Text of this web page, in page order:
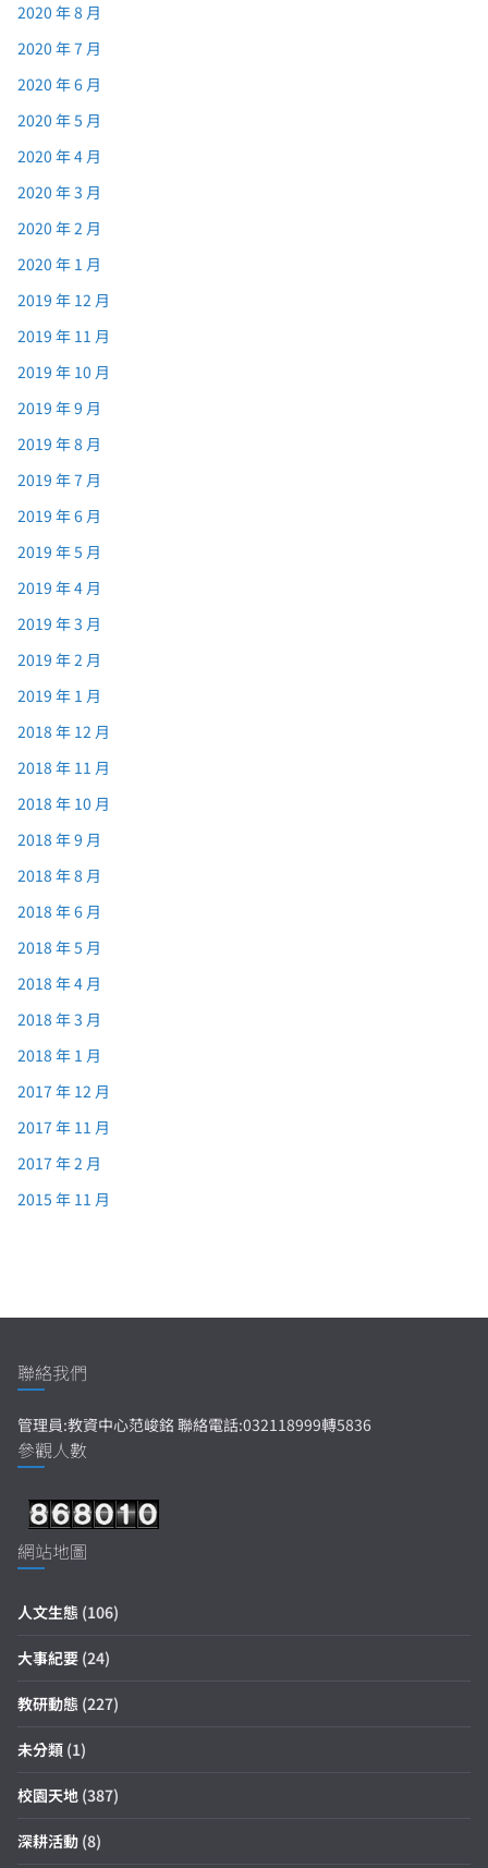
2020 年 8 月
2020 年 7 月
2020 年 6 月
2020 年 5 月
2020 年 4 月
2020 年 3 月
2020 年 2 月
2020 年 1 月
2019 年 12 月
2019 年 11 月
2019 年 10 月
2019 年 9 月
2019 年 8 月
2019 年 7 月
2019 年 6 月
2019 年 5 月
2019 年 4 月
2019 年 3 月
2019 年 2 月
2019 年 1 月
2018 年 12 月
2018 年 11 月
2018 年 10 月
2018 年 9 月
2018 年 8 月
2018 年 6 月
2018 年 5 月
2018 年 4 月
2018 年 3 月
2018 年 1 月
2017 年 12 月
2017 年 11 月
2017 年 2 月
2015 年 11 月
聯絡我們
管理員:教資中心范峻銘 聯絡電話:032118999轉5836
參觀人數
網站地圖
人文生態 (106)
大事紀要 (24)
教研動態 (227)
未分類 (1)
校園天地 (387)
深耕活動 (8)